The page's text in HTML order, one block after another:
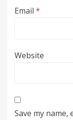
Email *
Website
Save my